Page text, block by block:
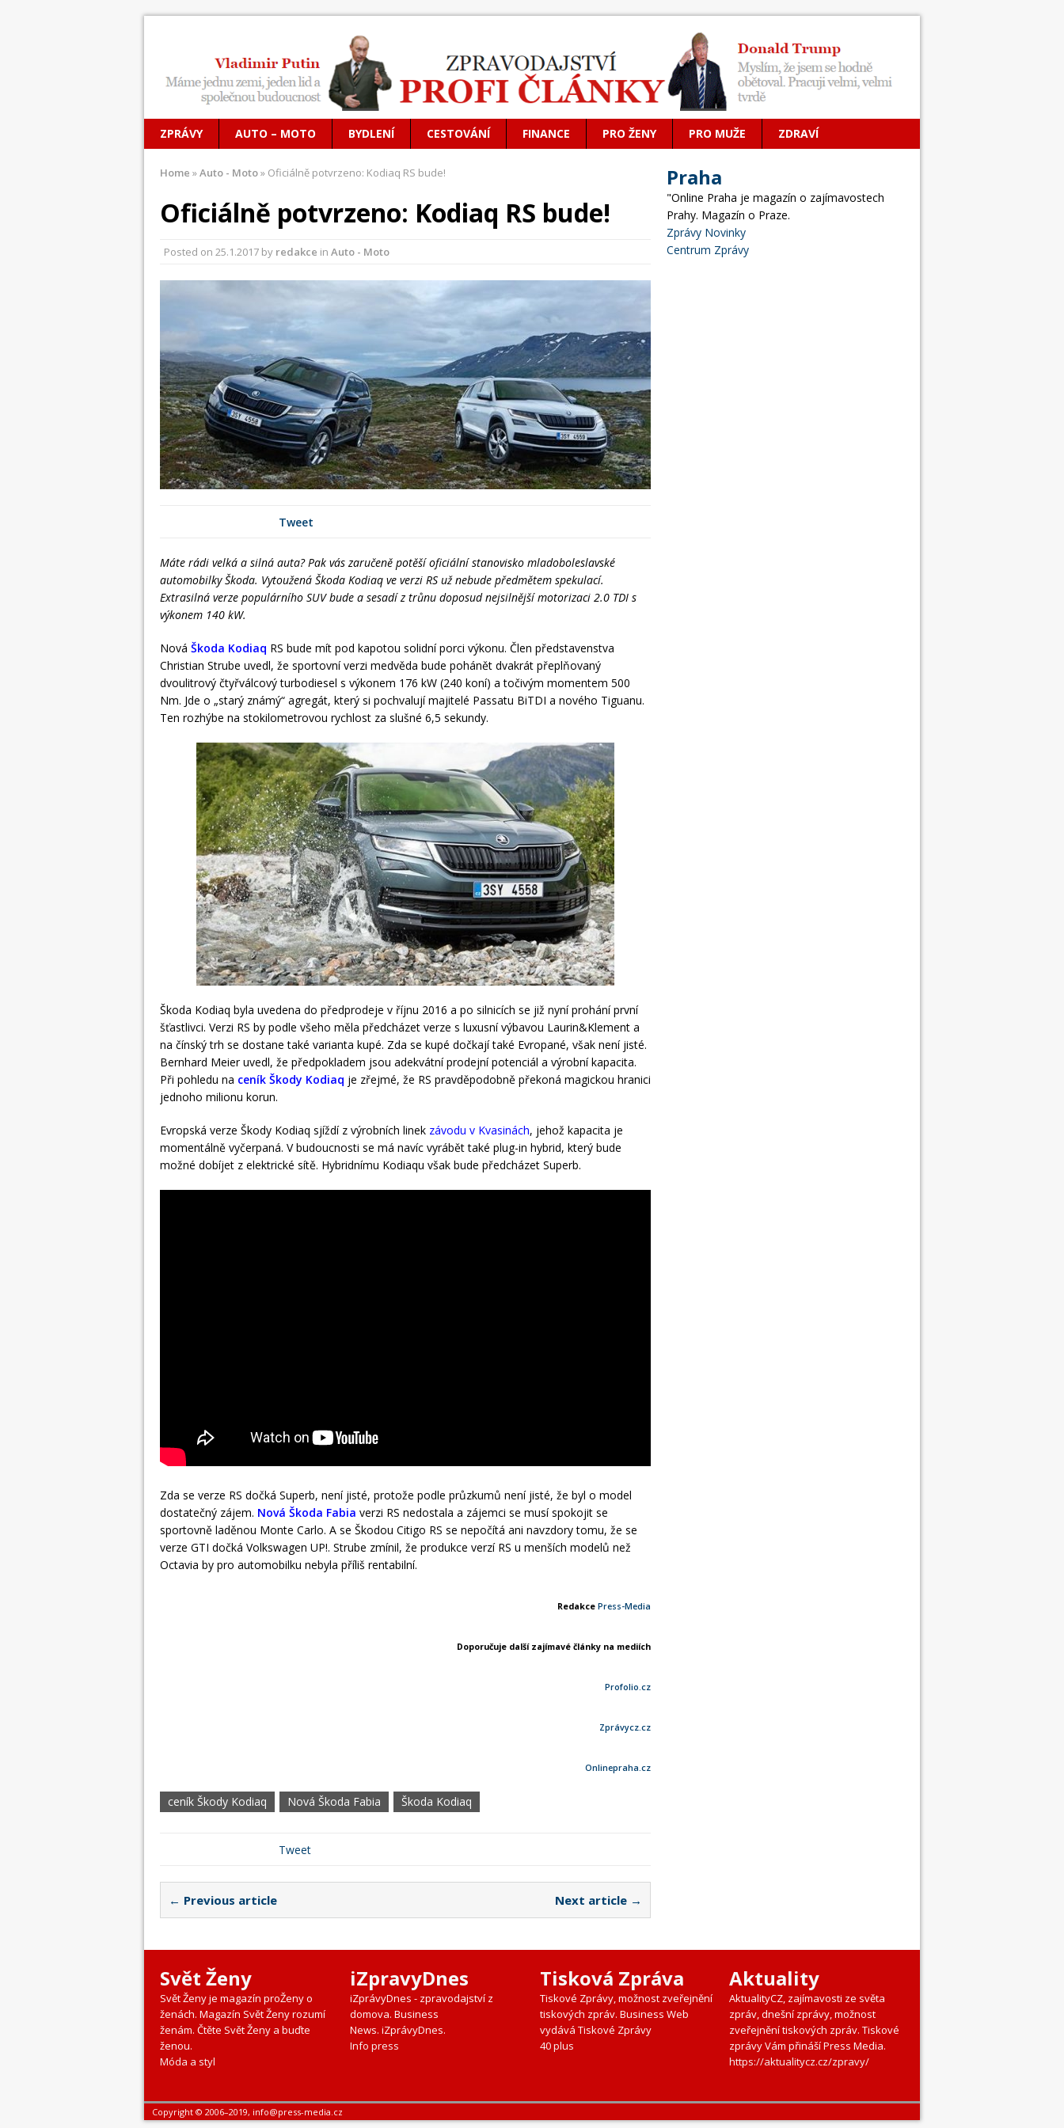
ZPRÁVY AUTO – MOTO BYDLENÍ CESTOVÁNÍ FINANCE PRO ŽENY PRO MUŽE ZDRAVÍ
Home »Auto - Moto» Oficiálně potvrzeno: Kodiaq RS bude!
Oficiálně potvrzeno: Kodiaq RS bude!
Posted on 25.1.2017 by redakce in Auto - Moto
Tweet
Máte rádi velká a silná auta? Pak vás zaručeně potěší oficiální stanovisko mladoboleslavské
automobilky Škoda. Vytoužená Škoda Kodiaq ve verzi RS už nebude předmětem spekulací.
Extrasilná verze populárního SUV bude a sesadí z trůnu doposud nejsilnější motorizaci 2.0 TDI s
výkonem 140 kW.
Nová Škoda Kodiaq RS bude mít pod kapotou solidní porci výkonu. Člen představenstva
Christian Strube uvedl, že sportovní verzi medvěda bude pohánět dvakrát přeplňovaný
dvoulitrový čtyřválcový turbodiesel s výkonem 176 kW (240 koní) a točivým momentem 500
Nm. Jde o „starý známý“ agregát, který si pochvalují majitelé Passatu BiTDI a nového Tiguanu.
Ten rozhýbe na stokilometrovou rychlost za slušné 6,5 sekundy.
Škoda Kodiaq byla uvedena do předprodeje v říjnu 2016 a po silnicích se již nyní prohání první
šťastlivci. Verzi RS by podle všeho měla předcházet verze s luxusní výbavou Laurin&Klement a
na čínský trh se dostane také varianta kupé. Zda se kupé dočkají také Evropané, však není jisté.
Bernhard Meier uvedl, že předpokladem jsou adekvátní prodejní potenciál a výrobní kapacita.
Při pohledu na ceník Škody Kodiaq je zřejmé, že RS pravděpodobně překoná magickou hranici
jednoho milionu korun.
Evropská verze Škody Kodiaq sjíždí z výrobních linek závodu v Kvasinách, jehož kapacita je
momentálně vyčerpaná. V budoucnosti se má navíc vyrábět také plug-in hybrid, který bude
možné dobíjet z elektrické sítě. Hybridnímu Kodiaqu však bude předcházet Superb.
Zda se verze RS dočká Superb, není jisté, protože podle průzkumů není jisté, že byl o model
dostatečný zájem. Nová Škoda Fabia verzi RS nedostala a zájemci se musí spokojit se
sportovně laděnou Monte Carlo. A se Škodou Citigo RS se nepočítá ani navzdory tomu, že se
verze GTI dočká Volkswagen UP!. Strube zmínil, že produkce verzí RS u menších modelů než
Octavia by pro automobilku nebyla příliš rentabilní.
Redakce Press-Media
Doporučuje další zajímavé články na mediích
Profolio.cz
Zprávycz.cz
Onlinepraha.cz
ceník Škody Kodiaq Nová Škoda Fabia Škoda Kodiaq
Tweet
← Previous article Next article →
Praha
"Online Praha je magazín o zajímavostech
Prahy. Magazín o Praze.
Zprávy Novinky
Centrum Zprávy
Svět Ženy
Svět Ženy je magazín proŽeny o
ženách. Magazín Svět Ženy rozumí
ženám. Čtěte Svět Ženy a buďte
ženou.
Móda a styl
iZpravyDnes
iZprávyDnes - zpravodajství z
domova. Business
News. iZprávyDnes.
Info press
Tisková Zpráva
Tiskové Zprávy, možnost zveřejnění
tiskových zpráv. Business Web
vydává Tiskové Zprávy
40 plus
Aktuality
AktualityCZ, zajímavosti ze světa
zpráv, dnešní zprávy, možnost
zveřejnění tiskových zpráv. Tiskové
zprávy Vám přináší Press Media.
https://aktualitycz.cz/zpravy/
Copyright © 2006–2019, info@press-media.cz